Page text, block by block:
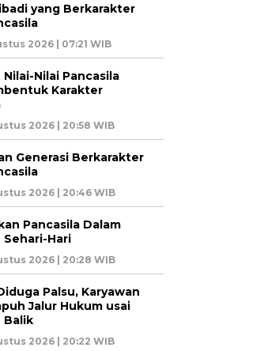
yang Berkarakter
2026 | 07:21 WIB
Nilai Pancasila
Karakter
2026 | 20:58 WIB
Generasi Berkarakter
2026 | 20:46 WIB
Pancasila Dalam
Hari
2026 | 20:28 WIB
Palsu, Karyawan
Jalur Hukum usai
Balik
2026 | 20:22 WIB